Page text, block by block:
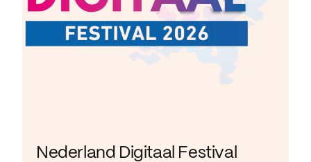
Nederland Digitaal Festival